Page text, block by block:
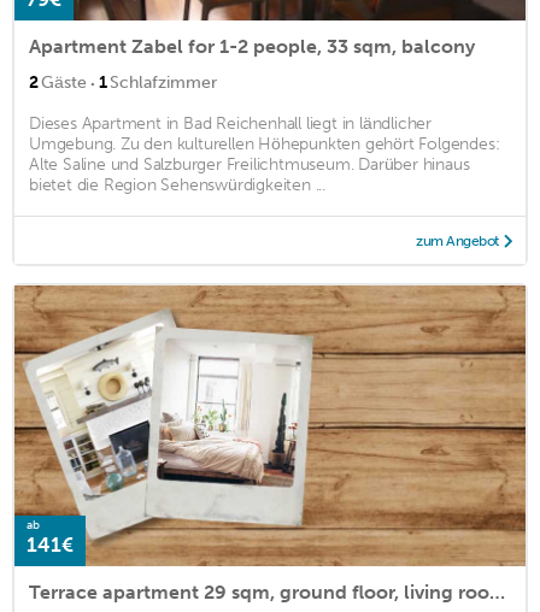
Apartment Zabel for 1-2 people, 33 sqm, balcony
2Gäste · 1Schlafzimmer
Dieses Apartment in Bad Reichenhall liegt in ländlicher
Umgebung. Zu den kulturellen Höhepunkten gehört Folgendes:
Alte Saline und Salzburger Freilichtmuseum. Darüber hinaus
bietet die Region Sehenswürdigkeiten ...
zum Angebot
ab
141€
Terrace apartment 29 sqm, ground floor, living room, for 1 person